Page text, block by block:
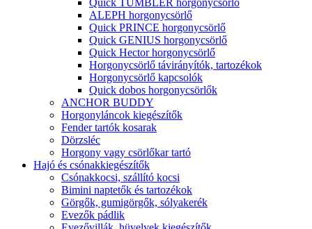
ALEPH horgonycsörlő
Quick PRINCE horgonycsörlő
Quick GENIUS horgonycsörlő
Quick Hector horgonycsörlő
Horgonycsörlő távirányítók, tartozékok
Horgonycsörlő kapcsolók
Quick dobos horgonycsörlők
ANCHOR BUDDY
Horgonyláncok kiegészítők
Fender tartók kosarak
Dörzsléc
Horgony vagy csörlőkar tartó
Hajó és csónakkiegészítők
Csónakkocsi, szállító kocsi
Bimini naptetők és tartozékok
Görgők, gumigörgők, sólyakerék
Evezők pádlik